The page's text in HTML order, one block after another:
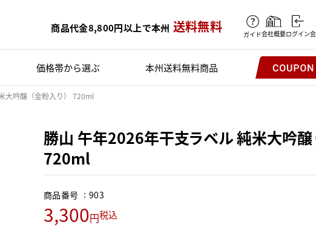
商品代金8,800円以上で本州 送料無料 ガイド会社概要ログイン
価格帯から選ぶ 本州送料無料商品
大吟醸（金粉入り） 720ml
勝山 午年2026年干支ラベル 純米大吟醸
720ml
商品番号 903
3,300 税込